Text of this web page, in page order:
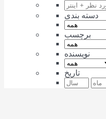
دسته بندی
برچسب
نویسنده
تاریخ